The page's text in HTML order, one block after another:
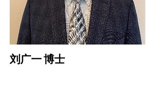
刘广一 博士